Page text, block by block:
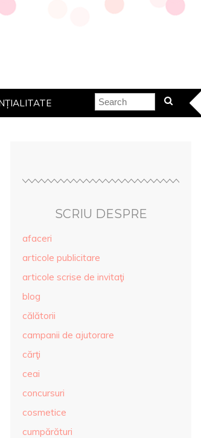
SCRIU DESPRE
afaceri
articole publicitare
articole scrise de invitaţi
blog
călătorii
campanii de ajutorare
cărţi
ceai
concursuri
cosmetice
cumpărături